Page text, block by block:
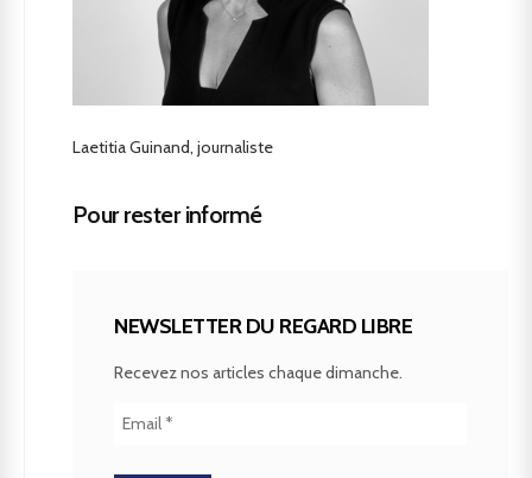
Laetitia Guinand, journaliste
Pour rester informé
NEWSLETTER DU REGARD LIBRE
Recevez nos articles chaque dimanche.